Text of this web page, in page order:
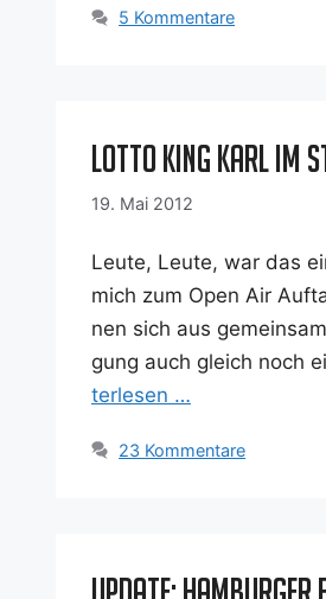
5 Kommentare
Lotto King Karl im
19. Mai 2012
Leu­te, Leu­te, war das
mich zum Open Air
nen sich aus
gung auch gleich noch
ter­le­sen …
23 Kommentare